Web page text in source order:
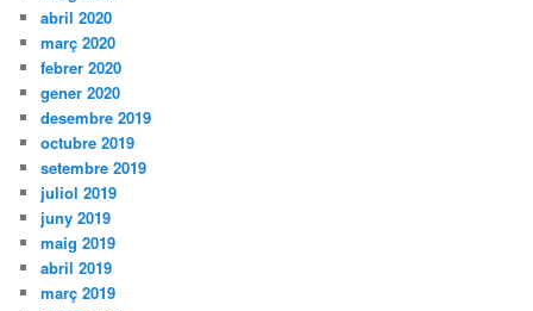
abril 2020
març 2020
febrer 2020
gener 2020
desembre 2019
octubre 2019
setembre 2019
juliol 2019
juny 2019
maig 2019
abril 2019
març 2019